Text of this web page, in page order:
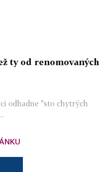
ty od renomovaných
odhadne "sto chytrých